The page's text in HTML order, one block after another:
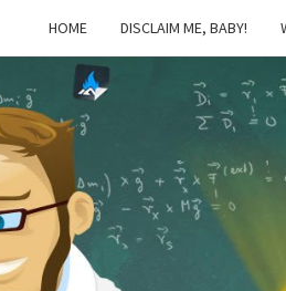
HOME DISCLAIM ME, BABY!